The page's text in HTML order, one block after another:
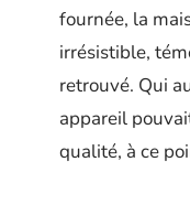
fournée, la
irrésistible,
retrouvé. Qui
appareil
qualité, à ce